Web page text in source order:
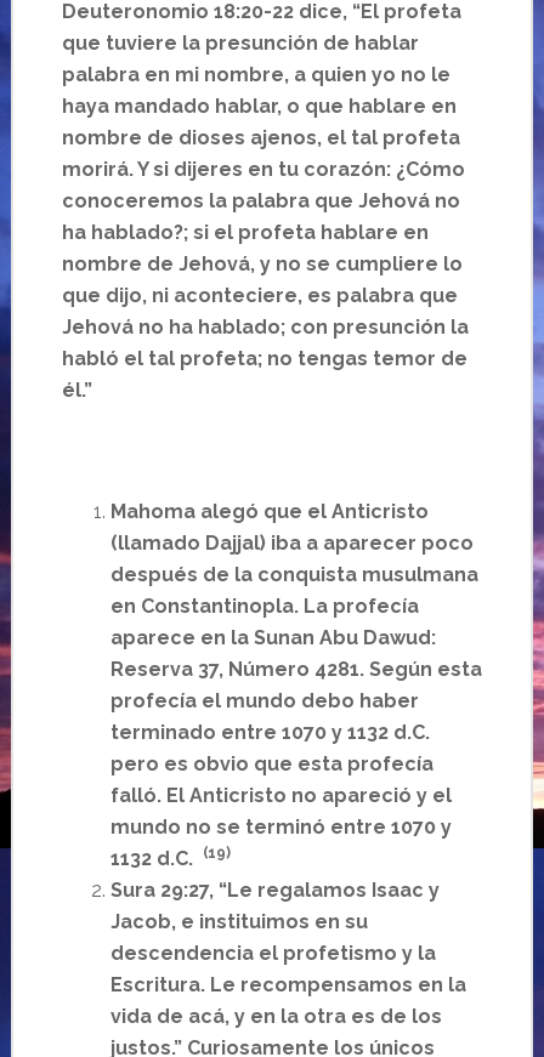
Deuteronomio 18:20-22 dice, “El profeta
que tuviere la presunción de hablar
palabra en mi nombre, a quien yo no le
haya mandado hablar, o que hablare en
nombre de dioses ajenos, el tal profeta
morirá. Y si dijeres en tu corazón: ¿Cómo
conoceremos la palabra que Jehová no
ha hablado?; si el profeta hablare en
nombre de Jehová, y no se cumpliere lo
que dijo, ni aconteciere, es palabra que
Jehová no ha hablado; con presunción la
habló el tal profeta; no tengas temor de
él.”
Mahoma alegó que el Anticristo
(llamado Dajjal) iba a aparecer poco
después de la conquista musulmana
en Constantinopla. La profecía
aparece en la Sunan Abu Dawud:
Reserva 37, Número 4281. Según esta
profecía el mundo debo haber
terminado entre 1070 y 1132 d.C.
pero es obvio que esta profecía
falló. El Anticristo no apareció y el
mundo no se terminó entre 1070 y
1132 d.C.
(19)
Sura 29:27, “Le regalamos Isaac y
Jacob, e instituimos en su
descendencia el profetismo y la
Escritura. Le recompensamos en la
vida de acá, y en la otra es de los
justos.” Curiosamente los únicos